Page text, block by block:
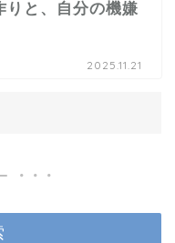
りと、自分の機嫌
2025.11.21